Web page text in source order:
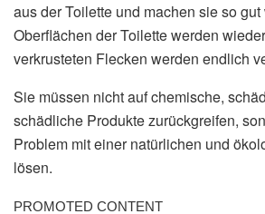
aus der Toilette und machen sie so
Oberflächen der Toilette werden
verkrusteten Flecken werden endlich
Sie müssen nicht auf chemische,
schädliche Produkte zurückgreifen,
Problem mit einer natürlichen und
lösen.